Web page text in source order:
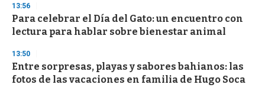
13:56
Para celebrar el Día del Gato: un encuentro con
lectura para hablar sobre bienestar animal
13:50
Entre sorpresas, playas y sabores bahianos: las
fotos de las vacaciones en familia de Hugo Soca